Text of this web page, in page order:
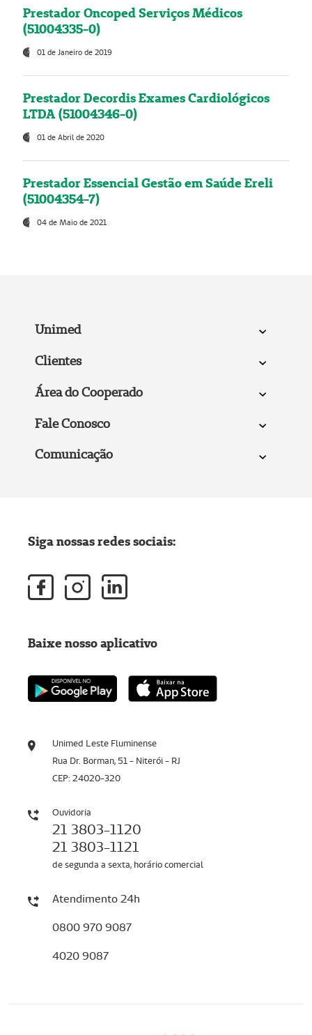
Prestador Oncoped Serviços Médicos
(51004335-0)
01 de Janeiro de 2019
Prestador Decordis Exames Cardiológicos
LTDA (51004346-0)
01 de Abril de 2020
Prestador Essencial Gestão em Saúde Ereli
(51004354-7)
04 de Maio de 2021
Unimed
Clientes
Área do Cooperado
Fale Conosco
Comunicação
Unimed Leste Fluminense
Rua Dr. Borman, 51 - Niterói - RJ
CEP: 24020-320
Ouvidoria
21 3803-1120
21 3803-1121
de segunda a sexta, horário comercial
Atendimento 24h
0800 970 9087
4020 9087
Siga nossas redes sociais:
Baixe nosso aplicativo